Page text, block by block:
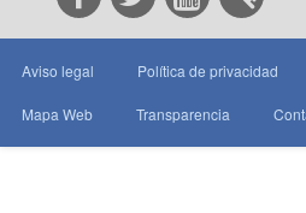
Aviso legal Política de privacidad
Mapa Web Transparencia